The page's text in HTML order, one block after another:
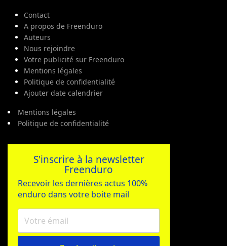
Contact
A propos de Freenduro
Auteurs
Nous rejoindre
Votre publicité sur Freenduro
Mentions légales
Politique de confidentialité
Ajouter date calendrier
Mentions légales
Politique de confidentialité
S'inscrire à la newsletter
Freenduro
Recevoir les dernières actus 100%
enduro dans votre boite mail